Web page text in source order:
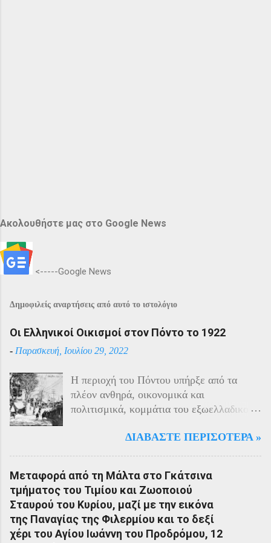
Ακολουθήστε μας στο Google News
<-----Google News
Δημοφιλείς αναρτήσεις από αυτό το ιστολόγιο
Οι Ελληνικοί Οικισμοί στον Πόντο το 1922
- Παρασκευή, Ιουλίου 29, 2022
Η περιοχή του Πόντου υπήρξε από τα
πλέον ανθηρά, οικονομικά και
πολιτισμικά, κομμάτια του εξωελλαδικού
40% του πληθυσμού της περιοχής και μαζί
με τους Αρμένιους πρωταγωνιστούσαν
στην οικονομική ζωή της. Ο πληθυσμός
του Πόντου είχε και αυτός στη διάρκεια
του πολέμου την ίδια τύχη με τον
υπόλοιπο μικρασιατικό πληθυσμό. Με την
είσοδο της Τουρκίας στον πόλεμο
πραγματοποιήθηκαν εκκενώσεις οικισμών,
ΔΙΑΒΆΣΤΕ ΠΕΡΙΣΌΤΕΡΑ »
Μεταφορά από τη Μάλτα στο Γκάτσινα
τμήματος του Τιμίου και Ζωοποιού
Σταυρού του Κυρίου, μαζί με την εικόνα
της Παναγίας της Φιλερμίου και το δεξί
χέρι του Αγίου Ιωάννη του Προδρόμου, 12